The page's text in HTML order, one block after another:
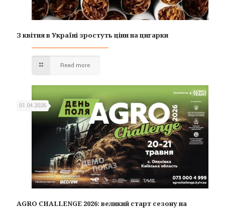
З квітня в Україні зростуть ціни на цигарки
Read more
01.04.2026
AGRO CHALLENGE 2026: великий старт сезону на